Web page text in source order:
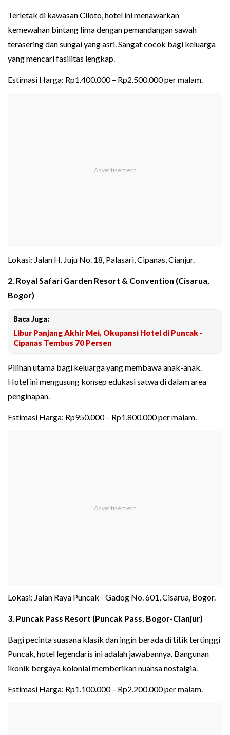
Terletak di kawasan Ciloto, hotel ini menawarkan
kemewahan bintang lima dengan pemandangan sawah
terasering dan sungai yang asri. Sangat cocok bagi keluarga
yang mencari fasilitas lengkap.
Estimasi Harga: Rp1.400.000 – Rp2.500.000 per malam.
Lokasi: Jalan H. Juju No. 18, Palasari, Cipanas, Cianjur.
2. Royal Safari Garden Resort & Convention (Cisarua,
Bogor)
Baca Juga:
Libur Panjang Akhir Mei, Okupansi Hotel di Puncak -
Cipanas Tembus 70 Persen
Pilihan utama bagi keluarga yang membawa anak-anak.
Hotel ini mengusung konsep edukasi satwa di dalam area
penginapan.
Estimasi Harga: Rp950.000 – Rp1.800.000 per malam.
Lokasi: Jalan Raya Puncak - Gadog No. 601, Cisarua, Bogor.
3. Puncak Pass Resort (Puncak Pass, Bogor-Cianjur)
Bagi pecinta suasana klasik dan ingin berada di titik tertinggi
Puncak, hotel legendaris ini adalah jawabannya. Bangunan
ikonik bergaya kolonial memberikan nuansa nostalgia.
Estimasi Harga: Rp1.100.000 – Rp2.200.000 per malam.